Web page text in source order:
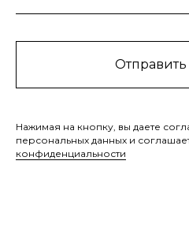
Нажимая на кнопку, вы даете
персональных данных и
конфиденциальности